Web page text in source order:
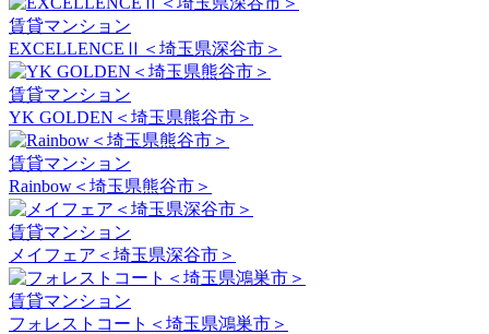
賃貸マンション
EXCELLENCEⅡ＜埼玉県深谷市＞
賃貸マンション
YK GOLDEN＜埼玉県熊谷市＞
賃貸マンション
Rainbow＜埼玉県熊谷市＞
賃貸マンション
メイフェア＜埼玉県深谷市＞
賃貸マンション
フォレストコート＜埼玉県鴻巣市＞